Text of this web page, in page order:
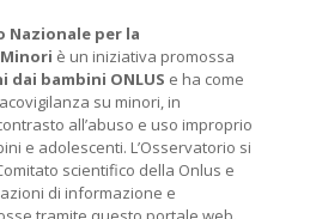
Nazionale per la
è un iniziativa promossa
dai bambini ONLUS e ha come
su minori, in
all’abuso e uso improprio
e adolescenti. L’Osservatorio si
scientifico della Onlus e
di informazione e